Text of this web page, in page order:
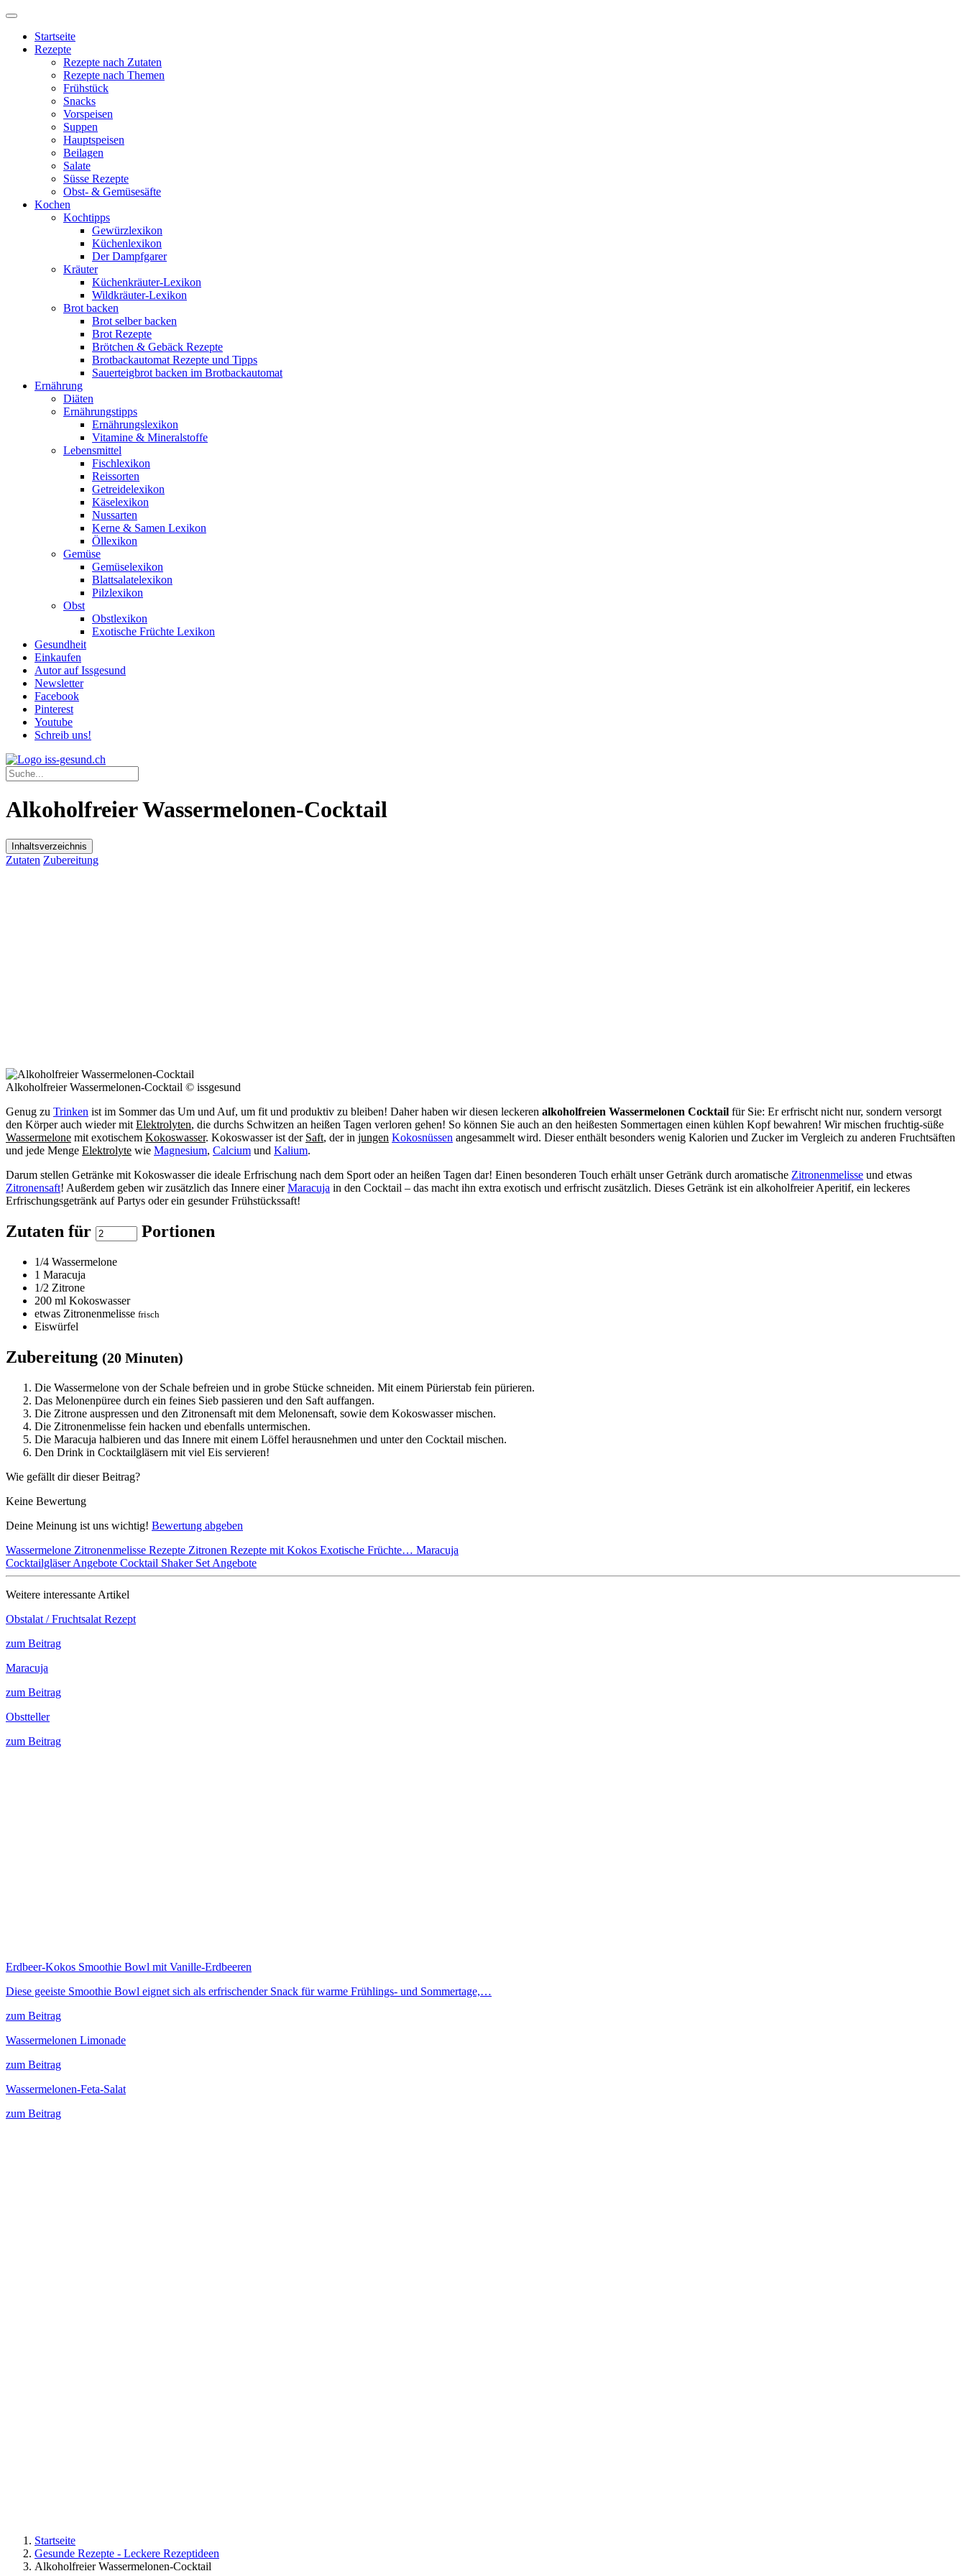
Startseite
Rezepte
Rezepte nach Zutaten
Rezepte nach Themen
Frühstück
Snacks
Vorspeisen
Suppen
Hauptspeisen
Beilagen
Salate
Süsse Rezepte
Obst- & Gemüsesäfte
Kochen
Kochtipps
Gewürzlexikon
Küchenlexikon
Der Dampfgarer
Kräuter
Küchenkräuter-Lexikon
Wildkräuter-Lexikon
Brot backen
Brot selber backen
Brot Rezepte
Brötchen & Gebäck Rezepte
Brotbackautomat Rezepte und Tipps
Sauerteigbrot backen im Brotbackautomat
Ernährung
Diäten
Ernährungstipps
Ernährungslexikon
Vitamine & Mineralstoffe
Lebensmittel
Fischlexikon
Reissorten
Getreidelexikon
Käselexikon
Nussarten
Kerne & Samen Lexikon
Öllexikon
Gemüse
Gemüselexikon
Blattsalatelexikon
Pilzlexikon
Obst
Obstlexikon
Exotische Früchte Lexikon
Gesundheit
Einkaufen
Autor auf Issgesund
Newsletter
Facebook
Pinterest
Youtube
Schreib uns!
Alkoholfreier Wassermelonen-Cocktail
Inhaltsverzeichnis
Zutaten Zubereitung
Alkoholfreier Wassermelonen-Cocktail © issgesund
Genug zu Trinken ist im Sommer das Um und Auf, um fit und produktiv zu bleiben! Daher haben wir diesen leckeren alkoholfreien Wassermelonen Cocktail für Sie: Er erfrischt nicht nur, sondern versorgt
den Körper auch wieder mit Elektrolyten, die durchs Schwitzen an heißen Tagen verloren gehen! So können Sie auch an den heißesten Sommertagen einen kühlen Kopf bewahren! Wir mischen fruchtig-süße
Wassermelone mit exotischem Kokoswasser. Kokoswasser ist der Saft, der in jungen Kokosnüssen angesammelt wird. Dieser enthält besonders wenig Kalorien und Zucker im Vergleich zu anderen Fruchtsäften
und jede Menge Elektrolyte wie Magnesium, Calcium und Kalium.
Darum stellen Getränke mit Kokoswasser die ideale Erfrischung nach dem Sport oder an heißen Tagen dar! Einen besonderen Touch erhält unser Getränk durch aromatische Zitronenmelisse und etwas
Zitronensaft! Außerdem geben wir zusätzlich das Innere einerMaracuja in den Cocktail – das macht ihn extra exotisch und erfrischt zusätzlich. Dieses Getränk ist ein alkoholfreier Aperitif, ein leckeres
Erfrischungsgetränk auf Partys oder ein gesunder Frühstückssaft!
Zutaten für Portionen
1/4 Wassermelone
1 Maracuja
1/2 Zitrone
200 ml Kokoswasser
etwas Zitronenmelisse frisch
Eiswürfel
Zubereitung (20 Minuten)
Die Wassermelone von der Schale befreien und in grobe Stücke schneiden. Mit einem Pürierstab fein pürieren.
Das Melonenpüree durch ein feines Sieb passieren und den Saft auffangen.
Die Zitrone auspressen und den Zitronensaft mit dem Melonensaft, sowie dem Kokoswasser mischen.
Die Zitronenmelisse fein hacken und ebenfalls untermischen.
Die Maracuja halbieren und das Innere mit einem Löffel herausnehmen und unter den Cocktail mischen.
Den Drink in Cocktailgläsern mit viel Eis servieren!
Wie gefällt dir dieser Beitrag?
Keine Bewertung
Deine Meinung ist uns wichtig! Bewertung abgeben
Wassermelone Zitronenmelisse Rezepte Zitronen Rezepte mit Kokos Exotische Früchte… Maracuja
Cocktailgläser Angebote Cocktail Shaker Set Angebote
Weitere interessante Artikel
Obstalat / Fruchtsalat Rezept
zum Beitrag
Maracuja
zum Beitrag
Obstteller
zum Beitrag
Erdbeer-Kokos Smoothie Bowl mit Vanille-Erdbeeren
Diese geeiste Smoothie Bowl eignet sich als erfrischender Snack für warme Frühlings- und Sommertage,…
zum Beitrag
Wassermelonen Limonade
zum Beitrag
Wassermelonen-Feta-Salat
zum Beitrag
Startseite
Gesunde Rezepte - Leckere Rezeptideen
Alkoholfreier Wassermelonen-Cocktail